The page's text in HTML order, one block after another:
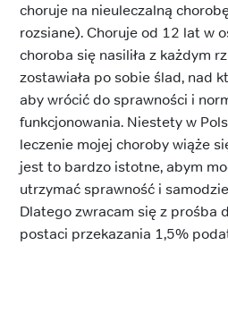
choruje na nieuleczalną
rozsiane). Choruje od 12 lat w
choroba się nasiliła z każdym
zostawiała po sobie ślad, nad
aby wrócić do sprawności i
funkcjonowania. Niestety w
leczenie mojej choroby wiąże
jest to bardzo istotne, abym
utrzymać sprawność i
Dlatego zwracam się z prośba
postaci przekazania 1,5%